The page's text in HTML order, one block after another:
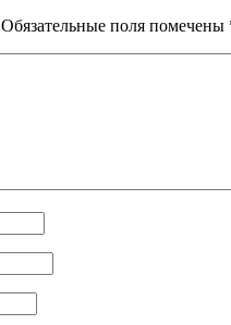
Обязательные поля помечены